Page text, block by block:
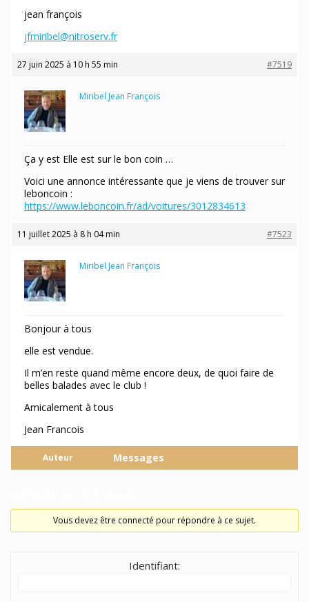
jean françois
jfmiribel@nitroserv.fr
27 juin 2025 à 10 h 55 min #7519
Miribel Jean François
Ça y est Elle est sur le bon coin …
Voici une annonce intéressante que je viens de trouver sur
leboncoin :
https://www.leboncoin.fr/ad/voitures/3012834613
11 juillet 2025 à 8 h 04 min #7523
Miribel Jean François
Bonjour à tous
elle est vendue.
Il m’en reste quand même encore deux, de quoi faire de
belles balades avec le club !
Amicalement à tous
Jean Francois
Auteur Messages
Vous devez être connecté pour répondre à ce sujet.
Identifiant: